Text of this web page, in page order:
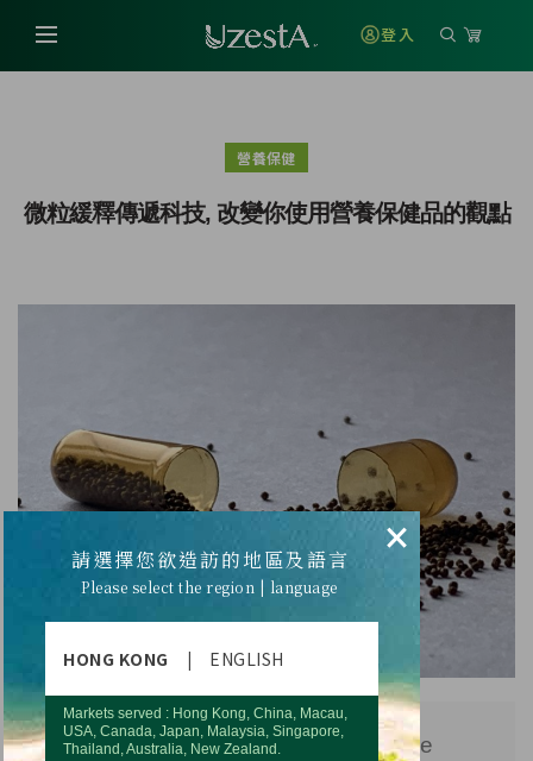
登入
營養保健
微粒緩釋傳遞科技, 改變你使用營養保健品的觀點
微粒劑型是一種Multiple units dosage
×
請選擇您欲造訪的地區及語言
Please select the region | language
HONG KONG | ENGLISH
Markets served : Hong Kong, China, Macau,
USA, Canada, Japan, Malaysia, Singapore,
Thailand, Australia, New Zealand.